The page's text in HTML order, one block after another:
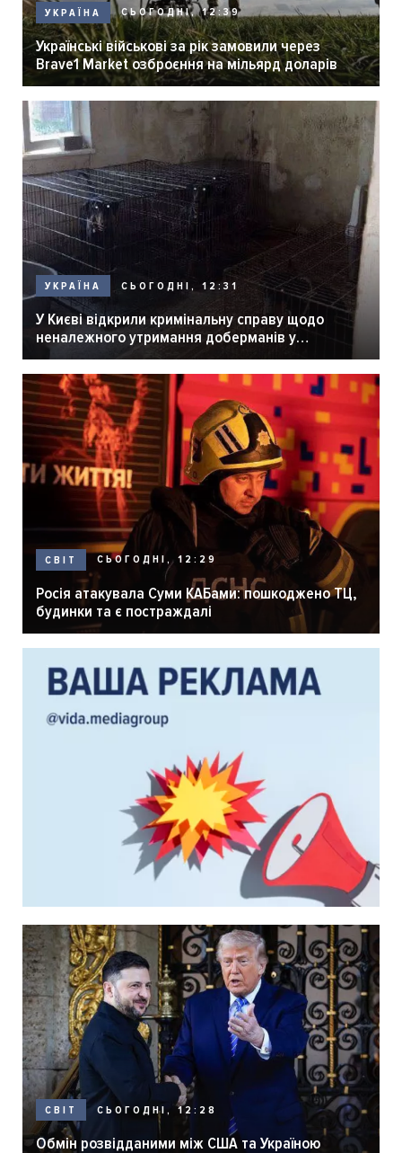
УКРАЇНА СЬОГОДНІ, 12:39
Українські військові за рік замовили через
Brave1 Market озброєння на мільярд доларів
УКРАЇНА СЬОГОДНІ, 12:31
У Києві відкрили кримінальну справу щодо
неналежного утримання доберманів у
розпліднику
СВІТ СЬОГОДНІ, 12:29
Росія атакувала Суми КАБами: пошкоджено ТЦ,
будинки та є постраждалі
СВІТ СЬОГОДНІ, 12:28
Обмін розвідданими між США та Україною